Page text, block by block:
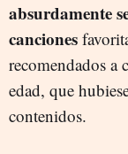
absurdamente
canciones
recomendados a
edad, que
contenidos.